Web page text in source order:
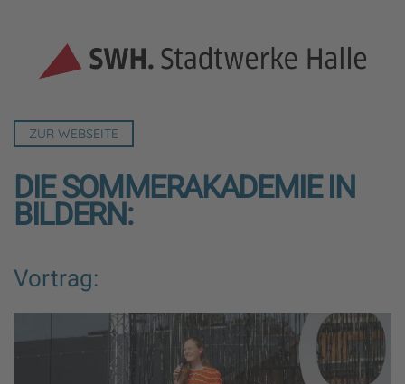
ZUR WEBSEITE
DIE SOMMERAKADEMIE IN
BILDERN:
Vortrag: